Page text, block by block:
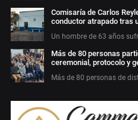
Comisaría de Carlos
conductor atrapado tras
Un hombre de 63 años
Más de 80 personas
ceremonial, protocolo y
Más de 80 personas de